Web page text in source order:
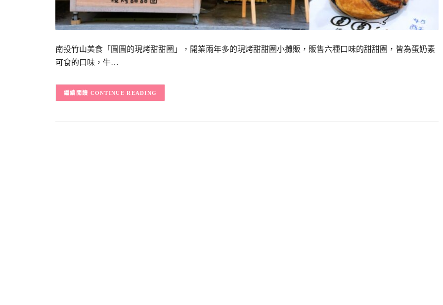
南投竹山美食「圓圓的現烤甜甜圈」，開業兩年多的現烤甜甜圈小攤販，販售六種口味的甜甜圈，皆為蛋奶素
可食的口味，牛…
CONTINUE READING